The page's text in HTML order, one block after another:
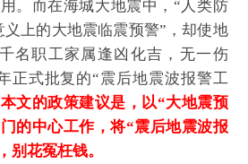
。而在海城大地震中，“人类防
上的大地震临震预警”，却使地
名职工家属逢凶化吉，无一伤
正式批复的“震后地震波报警工
本文的政策建议是，以“大地震预
的中心工作，将“震后地震波报
别花冤枉钱。